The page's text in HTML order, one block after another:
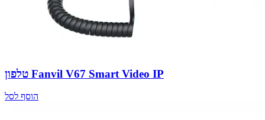
טלפון Fanvil V67 Smart Video IP
הוסף לסל